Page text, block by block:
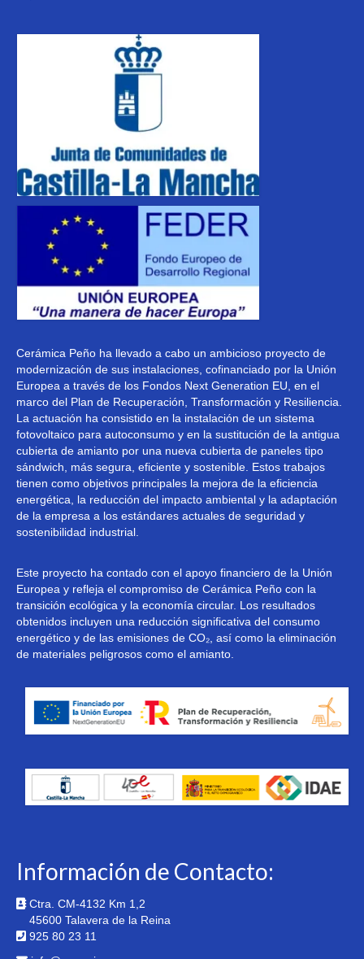
Cerámica Peño ha llevado a cabo un ambicioso proyecto de
modernización de sus instalaciones, cofinanciado por la Unión
Europea a través de los Fondos Next Generation EU, en el
marco del Plan de Recuperación, Transformación y Resiliencia.
La actuación ha consistido en la instalación de un sistema
fotovoltaico para autoconsumo y en la sustitución de la antigua
cubierta de amianto por una nueva cubierta de paneles tipo
sándwich, más segura, eficiente y sostenible. Estos trabajos
tienen como objetivos principales la mejora de la eficiencia
energética, la reducción del impacto ambiental y la adaptación
de la empresa a los estándares actuales de seguridad y
sostenibilidad industrial.
Este proyecto ha contado con el apoyo financiero de la Unión
Europea y refleja el compromiso de Cerámica Peño con la
transición ecológica y la economía circular. Los resultados
obtenidos incluyen una reducción significativa del consumo
energético y de las emisiones de CO₂, así como la eliminación
de materiales peligrosos como el amianto.
Información de Contacto:
Ctra. CM-4132 Km 1,2
45600 Talavera de la Reina
925 80 23 11